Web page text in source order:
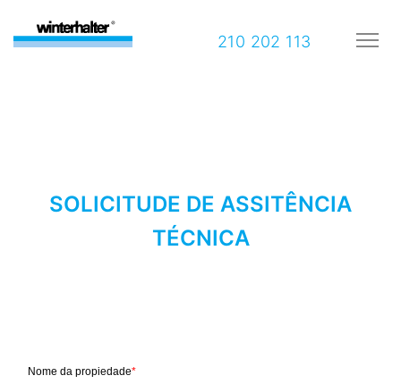
210 202 113
SOLICITUDE DE ASSITÊNCIA
TÉCNICA
Nome da propiedade*